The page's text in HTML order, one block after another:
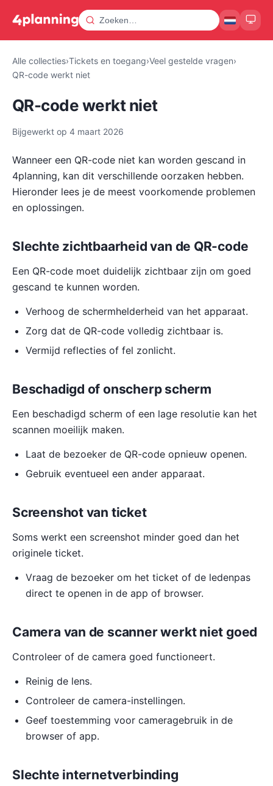
Alle collecties›Tickets en toegang›Veel gestelde vragen›
QR-code werkt niet
QR-code werkt niet
Bijgewerkt op 4 maart 2026
Wanneer een QR-code niet kan worden gescand in
4planning, kan dit verschillende oorzaken hebben.
Hieronder lees je de meest voorkomende problemen
en oplossingen.
Slechte zichtbaarheid van de QR-code
Een QR-code moet duidelijk zichtbaar zijn om goed
gescand te kunnen worden.
Verhoog de schermhelderheid van het apparaat.
Zorg dat de QR-code volledig zichtbaar is.
Vermijd reflecties of fel zonlicht.
Beschadigd of onscherp scherm
Een beschadigd scherm of een lage resolutie kan het
scannen moeilijk maken.
Laat de bezoeker de QR-code opnieuw openen.
Gebruik eventueel een ander apparaat.
Screenshot van ticket
Soms werkt een screenshot minder goed dan het
originele ticket.
Vraag de bezoeker om het ticket of de ledenpas
direct te openen in de app of browser.
Camera van de scanner werkt niet goed
Controleer of de camera goed functioneert.
Reinig de lens.
Controleer de camera-instellingen.
Geef toestemming voor cameragebruik in de
browser of app.
Slechte internetverbinding